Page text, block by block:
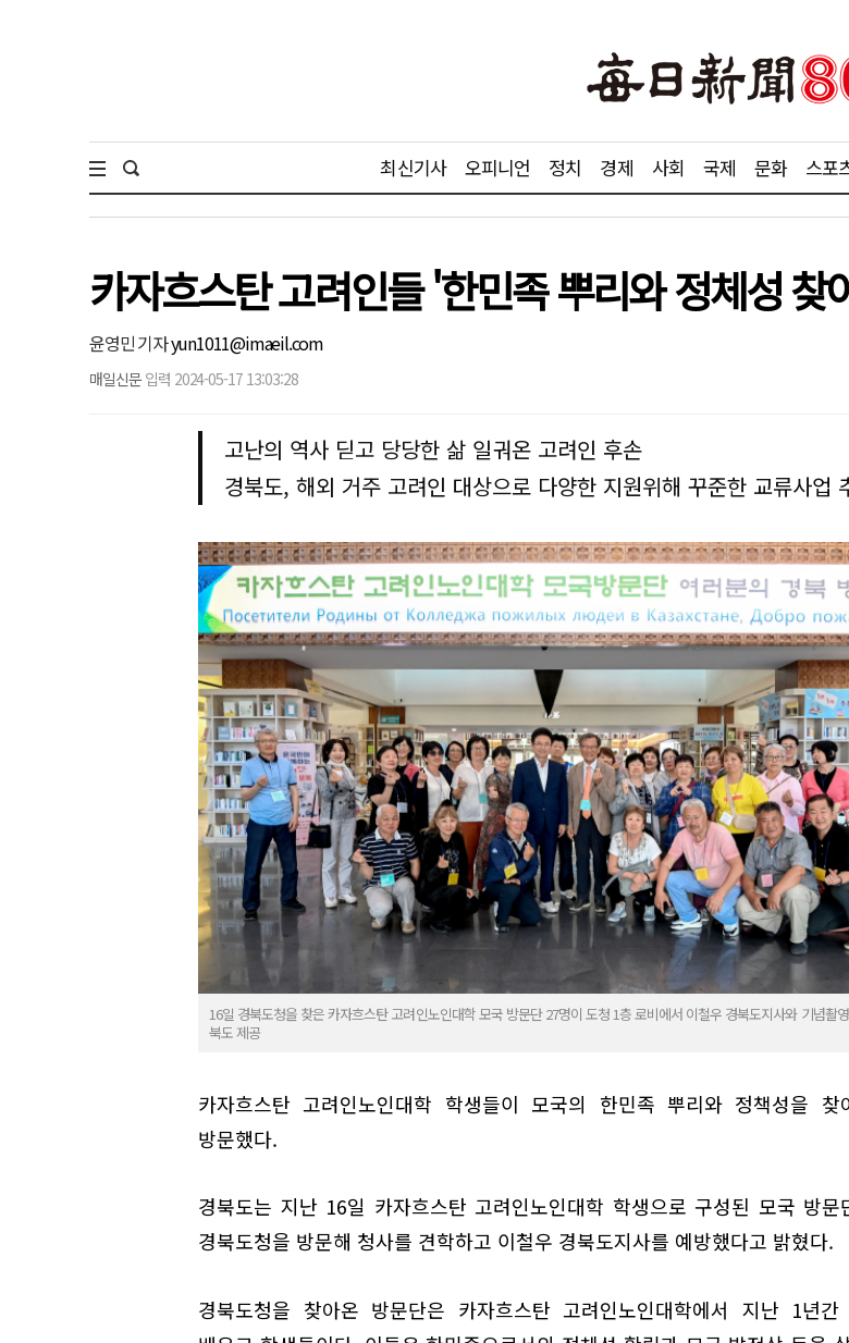
최신기사 오피니언 정치 경제 사회 국제 문화 스포
카자흐스탄 고려인들 '한민족 뿌리와 정체성 찾
윤영민 기자yun1011@imaeil.com
매일신문 입력 2024-05-17 13:03:28
고난의 역사 딛고 당당한 삶 일궈온 고려인 후손
경북도, 해외 거주 고려인 대상으로 다양한 지원위해 꾸준한 교류사업
16일 경북도청을 찾은 카자흐스탄 고려인노인대학 모국 방문단 27명이 도청 1층 로비에서 이철우 경북도지사와 기념촬
북도 제공
카자흐스탄 고려인노인대학 학생들이 모국의 한민족 뿌리와 정책성을 찾
방문했다.
경북도는 지난 16일 카자흐스탄 고려인노인대학 학생으로 구성된 모국 방문
경북도청을 방문해 청사를 견학하고 이철우 경북도지사를 예방했다고 밝혔다.
경북도청을 찾아온 방문단은 카자흐스탄 고려인노인대학에서 지난 1년간